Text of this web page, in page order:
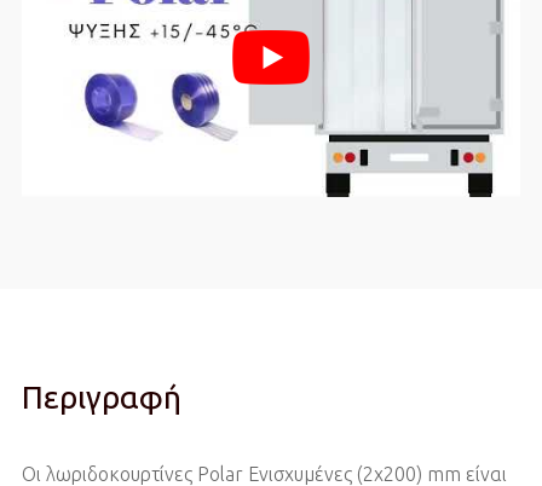
Περιγραφή
Οι λωριδοκουρτίνες Polar Ενισχυμένες (2x200) mm είναι